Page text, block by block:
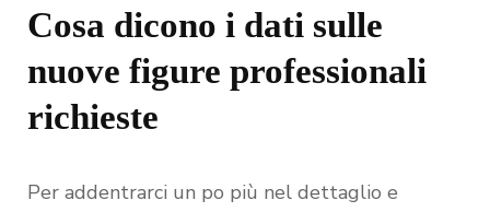
Cosa dicono i dati sulle
nuove figure professionali
richieste
Per addentrarci un po più nel dettaglio e